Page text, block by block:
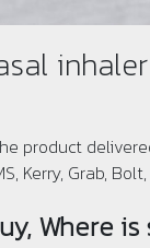
inhaler
product
Kerry, Grab,
Where is